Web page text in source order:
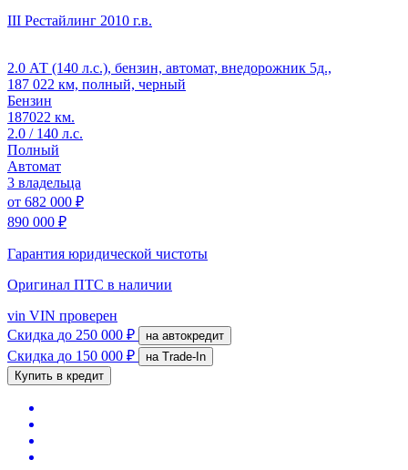
III Рестайлинг 2010 г.в.
2.0 АТ (140 л.с.), бензин, автомат, внедорожник 5д.,
187 022 км, полный, черный
Бензин
187022 км.
2.0 / 140 л.с.
Полный
Автомат
3 владельца
от 682 000 ₽
890 000 ₽
Гарантия юридической чистоты
Оригинал ПТС в наличии
vin VIN проверен
Скидка до 250 000 ₽ на автокредит
Скидка до 150 000 ₽
на Trade-In
Купить в кредит